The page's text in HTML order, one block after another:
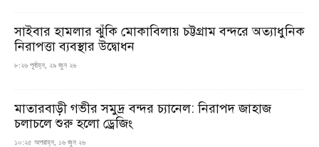
সাইবার হামলার ঝুঁকি মোকাবিলায় চট্টগ্রাম বন্দরে অত্যাধুনিক
নিরাপত্তা ব্যবস্থার উদ্বোধন
৮:২৬ পূর্বাহ্ন, ২৯ জুন ২৬
মাতারবাড়ী গভীর সমুদ্র বন্দর চ্যানেল: নিরাপদ জাহাজ
চলাচলে শুরু হলো ড্রেজিং
১০:২৫ অপরাহ্ন, ১৬ জুন ২৬